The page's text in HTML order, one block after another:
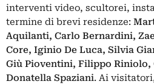
interventi video, scultorei,
termine di brevi residenze:
Aquilanti, Carlo Bernardini,
Core, Iginio De Luca, Silvia
Giù Pioventini, Filippo Riniolo,
Donatella Spaziani. Ai